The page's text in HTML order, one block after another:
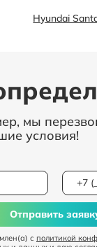
Hyundai
мы
условия!
с политикой
Отправить